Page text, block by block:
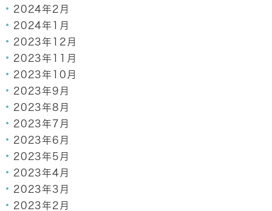
2024年2月
2024年1月
2023年12月
2023年11月
2023年10月
2023年9月
2023年8月
2023年7月
2023年6月
2023年5月
2023年4月
2023年3月
2023年2月